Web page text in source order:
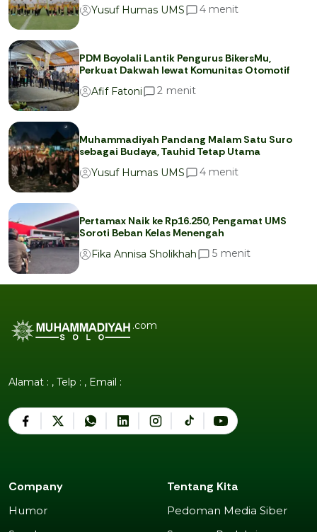
Yusuf Humas UMS
4 menit
PDM Boyolali Lantik Pengurus BikersMu,
Perkuat Dakwah lewat Komunitas Otomotif
Afif Fatoni
2 menit
Muhammadiyah Pandang Malam Satu Suro
sebagai Budaya, Tauhid Tetap Utama
Yusuf Humas UMS
4 menit
Pertamax Naik ke Rp16.250, Pengamat UMS
Soroti Beban Kelas Menengah
Fika Annisa Sholikhah
5 menit
.com
Alamat : , Telp : , Email :
Company
Humor
Tentang Kita
Pedoman Media Siber